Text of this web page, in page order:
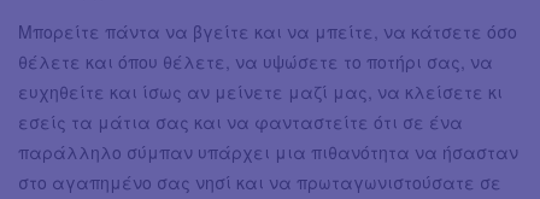
Μπορείτε πάντα να βγείτε και να μπείτε, να κάτσετε όσο
θέλετε και όπου θέλετε, να υψώσετε το ποτήρι σας, να
ευχηθείτε και ίσως αν μείνετε μαζί μας, να κλείσετε κι
εσείς τα μάτια σας και να φανταστείτε ότι σε ένα
παράλληλο σύμπαν υπάρχει μια πιθανότητα να ήσασταν
στο αγαπημένο σας νησί και να πρωταγωνιστούσατε σε